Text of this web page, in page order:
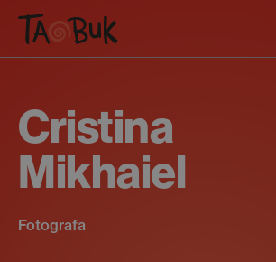
Cristina
Mikhaiel
Fotografa